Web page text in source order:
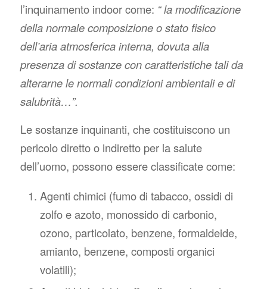
l’inquinamento indoor come: “ la modificazione
della normale composizione o stato fisico
dell’aria atmosferica interna, dovuta alla
presenza di sostanze con caratteristiche tali da
alterarne le normali condizioni ambientali e di
salubrità…”.
Le sostanze inquinanti, che costituiscono un
pericolo diretto o indiretto per la salute
dell’uomo, possono essere classificate come:
Agenti chimici (fumo di tabacco, ossidi di
zolfo e azoto, monossido di carbonio,
ozono, particolato, benzene, formaldeide,
amianto, benzene, composti organici
volatili);